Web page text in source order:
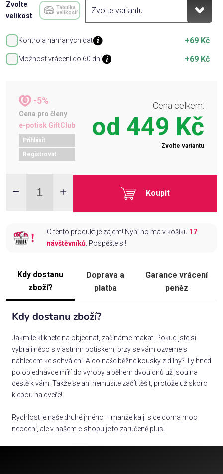
Zvolte
velikost
Tabulka
velikostí
Kontrola nahraných dat +69 Kč
Možnost vrácení do 60 dní +69 Kč
-5%
Cena pro členy
e-potisk GiftClub
Přihlásit
Registrovat
Cena celkem:
od 449 Kč
Zvolte variantu
Koupit
O tento produkt je zájem! Nyní ho má v košíku 17
návštěvníků. Pospěšte si!
Kdy dostanu
zboží?
Doprava a
platba
Garance vrácení
peněz
Kdy dostanu zboží?
Jakmile kliknete na objednat, začínáme makat! Pokud jste si
vybrali něco s vlastním potiskem, brzy se vám ozveme s
náhledem ke schválení. A co naše běžné kousky z dílny? Ty hned
po objednávce míří do výroby a během dvou dnů už jsou na
cestě k vám. Takže se ani nemusíte začít těšit, protože už skoro
klepou na dveře!
Rychlost je naše druhé jméno – manželka ji sice doma moc
neocení, ale v našem e-shopu je to zaručeně plus!